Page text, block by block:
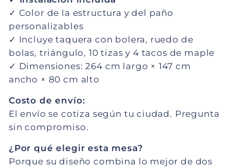
✓ Color de la estructura y del paño
personalizables
✓ Incluye taquera con bolera, ruedo de
bolas, triángulo, 10 tizas y 4 tacos de maple
✓ Dimensiones: 264 cm largo × 147 cm
ancho × 80 cm alto
Costo de envío:
El envío se cotiza según tu ciudad. Pregunta
sin compromiso.
¿Por qué elegir esta mesa?
Porque su diseño combina lo mejor de dos